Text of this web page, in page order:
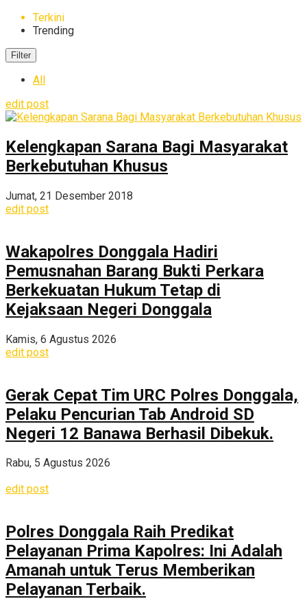
Terkini
Trending
Filter
All
edit post
Kelengkapan Sarana Bagi Masyarakat
Berkebutuhan Khusus
Jumat, 21 Desember 2018
edit post
Wakapolres Donggala Hadiri
Pemusnahan Barang Bukti Perkara
Berkekuatan Hukum Tetap di
Kejaksaan Negeri Donggala
Kamis, 6 Agustus 2026
edit post
Gerak Cepat Tim URC Polres Donggala,
Pelaku Pencurian Tab Android SD
Negeri 12 Banawa Berhasil Dibekuk.
Rabu, 5 Agustus 2026
edit post
Polres Donggala Raih Predikat
Pelayanan Prima Kapolres: Ini Adalah
Amanah untuk Terus Memberikan
Pelayanan Terbaik.